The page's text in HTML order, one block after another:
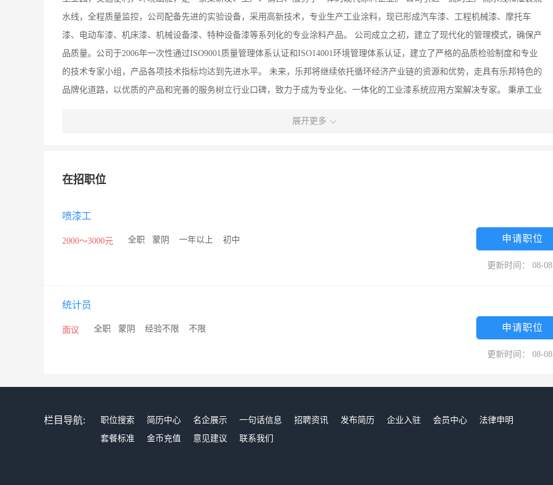
水线，全程质量监控，公司配备先进的实验设备，采用高新技术，专业生产工业涂料，现已形成汽车漆、工程机械漆、摩托车
漆、电动车漆、机床漆、机械设备漆、特种设备漆等系列化的专业涂料产品。 公司成立之初，建立了现代化的管理模式，确保产
品质量。公司于2006年一次性通过ISO9001质量管理体系认证和ISO14001环境管理体系认证，建立了严格的品质检验制度和专业
的技术专家小组，产品各项技术指标均达到先进水平。 未来，乐邦将继续依托循环经济产业链的资源和优势，走具有乐邦特色的
品牌化道路，以优质的产品和完善的服务树立行业口碑，致力于成为专业化、一体化的工业漆系统应用方案解决专家。 秉承工业
施工应用、废漆渣回收利用的产业链，已成长为极具发展前景的循环经济专业化企业。 乐邦有多年工业漆研发制造和施工应用的
展开更多
在招职位
喷漆工
2000～3000元 全职 蒙阴 一年以上 初中 申请职位
更新时间： 08-08
统计员
面议 全职 蒙阴 经验不限 不限 申请职位
更新时间： 08-08
栏目导航: 职位搜索 简历中心 名企展示 一句话信息 招聘资讯 发布简历 企业入驻 会员中心
法律申明
套餐标准
金币充值 意见建议 联系我们